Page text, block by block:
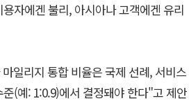
자에겐 불리, 아시아나 고객에겐 유리
일리지 통합 비율은 국제 선례, 서비스
(예: 1:0.9)에서 결정돼야 한다"고 제안